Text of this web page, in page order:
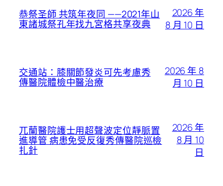
恭祭圣師 共筑年夜同 ——2021年山
東諸城祭孔年找九宮格共享夜典
2026 年
8 月 10 日
交通站：膝關節發炎可先考慮秀
傳醫院體檢中醫治療
2026 年 8
月 10 日
兀蘭醫院護士用超聲波定位靜脈置
進導管 病患免受反復秀傳醫院巡檢
扎針
2026 年
8 月 10
日